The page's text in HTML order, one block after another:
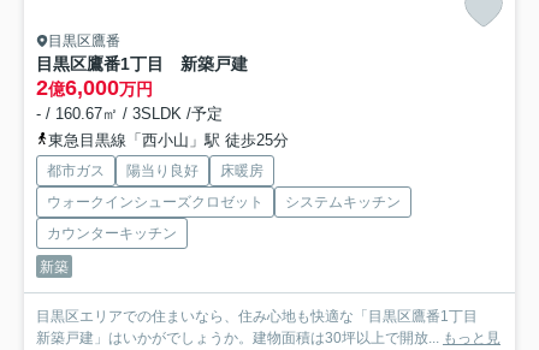
目黒区鷹番
目黒区鷹番1丁目 新築戸建
2億6,000万円
- / 160.67㎡ / 3SLDK /予定
東急目黒線「西小山」駅 徒歩25分
都市ガス 陽当り良好
床暖房
ウォークインシューズクロゼット
システムキッチン
カウンターキッチン
新築
目黒区エリアでの住まいなら、住み心地も快適な「目黒区鷹番1丁目
新築戸建」はいかがでしょうか。建物面積は30坪以上で開放... もっと見